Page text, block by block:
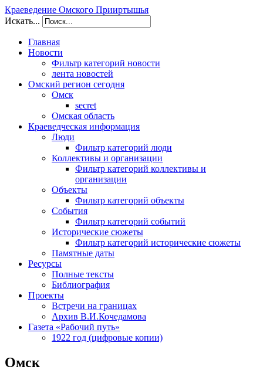
Краеведение Омского Прииртышья
Искать...
Главная
Новости
Фильтр категорий новости
лента новостей
Омский регион сегодня
Омск
secret
Омская область
Краеведческая информация
Люди
Фильтр категорий люди
Коллективы и организации
Фильтр категорий коллективы и
организации
Объекты
Фильтр категорий объекты
События
Фильтр категорий событий
Исторические сюжеты
Фильтр категорий исторические сюжеты
Памятные даты
Ресурсы
Полные тексты
Библиография
Проекты
Встречи на границах
Архив В.И.Кочедамова
Газета «Рабочий путь»
1922 год (цифровые копии)
Омск